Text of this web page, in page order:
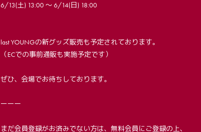
6/13(土) 13:00 ～ 6/14(日) 18:00
last YOUNGの新グッズ販売も予定されております。
（ECでの事前通販も実施予定です）
ぜひ、会場でお待ちしております。
ーーー
まだ会員登録がお済みでない方は、無料会員にご登録の上、